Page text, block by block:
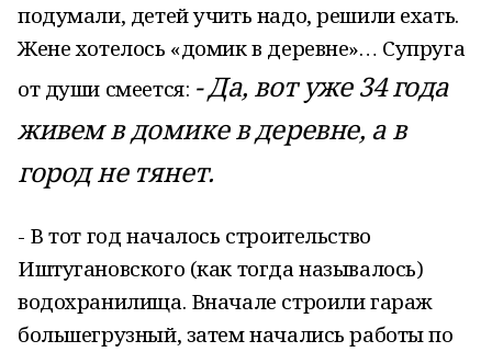
подумали, детей учить надо, решили ехать.
Жене хотелось «домик в деревне»… Супруга
от души смеется: - Да, вот уже 34 года
живем в домике в деревне, а в
город не тянет.
- В тот год началось строительство
Иштугановского (как тогда называлось)
водохранилища. Вначале строили гараж
большегрузный, затем начались работы по